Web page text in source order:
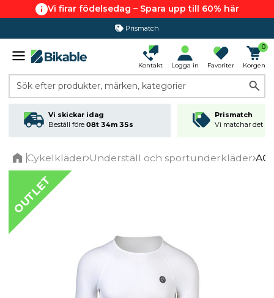
Vi firar födelsedag – Spara upp till 60% här
Prismatch
Kontakt Logga in Favoriter
0
Korgen
Sök efter produkter, märken, kategorier
Vi skickar idag
Beställ före 08t 34m 35s
Prismatch
Vi matchar det
Cykelkläder Underställ och sportunderkläder
OUTLET